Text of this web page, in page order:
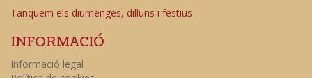
Tanquem els diumenges, dilluns i festius
INFORMACIÓ
Informació legal